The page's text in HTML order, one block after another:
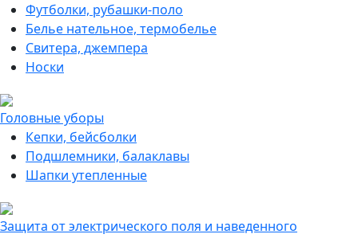
Футболки, рубашки-поло
Белье нательное, термобелье
Свитера, джемпера
Носки
Головные уборы
Кепки, бейсболки
Подшлемники, балаклавы
Шапки утепленные
Защита от электрического поля и наведенного